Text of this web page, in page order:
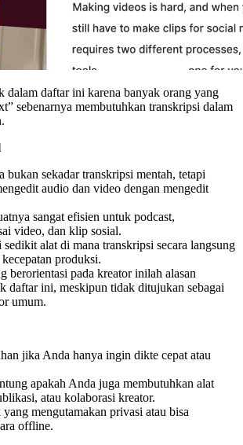
dalam daftar ini karena banyak orang yang
sebenarnya membutuhkan transkripsi dalam
bukan sekadar transkripsi mentah, tetapi
audio dan video dengan mengedit
sangat efisien untuk podcast,
video, dan klip sosial.
sedikit alat di mana transkripsi secara langsung
produksi.
berorientasi pada kreator inilah alasan
daftar ini, meskipun tidak ditujukan sebagai
umum.
jika Anda hanya ingin dikte cepat atau
apakah Anda juga membutuhkan alat
atau kolaborasi kreator.
mengutamakan privasi atau bisa
offline.